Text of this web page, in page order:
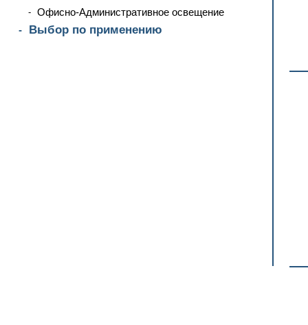
Офисно-Административное освещение
Выбор по применению